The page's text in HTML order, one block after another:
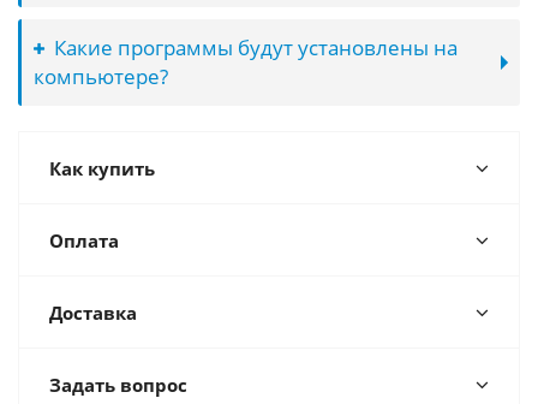
Какие программы будут установлены на
компьютере?
Как купить
Оплата
Доставка
Задать вопрос